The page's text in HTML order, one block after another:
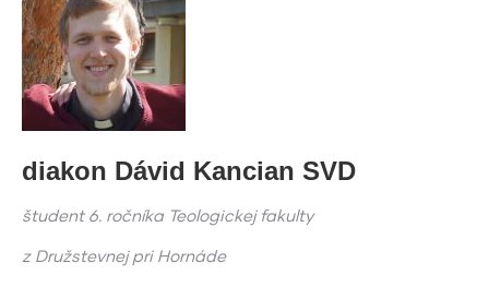
diakon Dávid Kancian SVD
študent 6. ročníka Teologickej fakulty
z Družstevnej pri Hornáde